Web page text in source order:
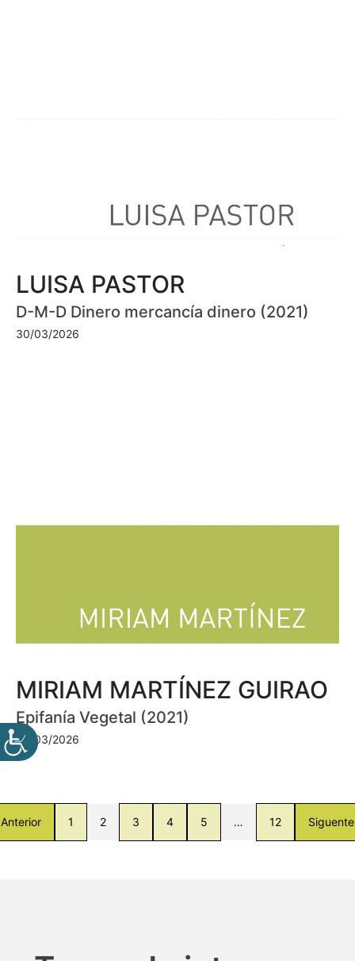
LUISA PASTOR
D-M-D Dinero mercancía dinero (2021)
30/03/2026
MIRIAM MARTÍNEZ GUIRAO
Epifanía Vegetal (2021)
30/03/2026
Anterior 1 2 3 4 5 … 12 Siguente